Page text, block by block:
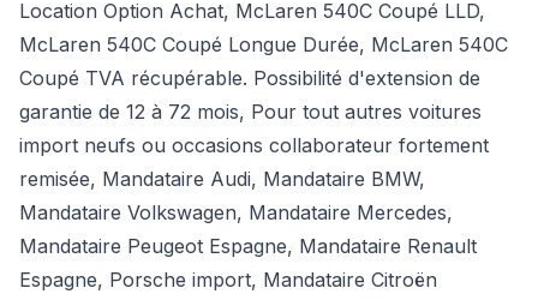
Location Option Achat, McLaren 540C Coupé LLD,
McLaren 540C Coupé Longue Durée, McLaren 540C
Coupé TVA récupérable. Possibilité d'extension de
garantie de 12 à 72 mois, Pour tout autres voitures
import neufs ou occasions collaborateur fortement
remisée, Mandataire Audi, Mandataire BMW,
Mandataire Volkswagen, Mandataire Mercedes,
Mandataire Peugeot Espagne, Mandataire Renault
Espagne, Porsche import, Mandataire Citroën